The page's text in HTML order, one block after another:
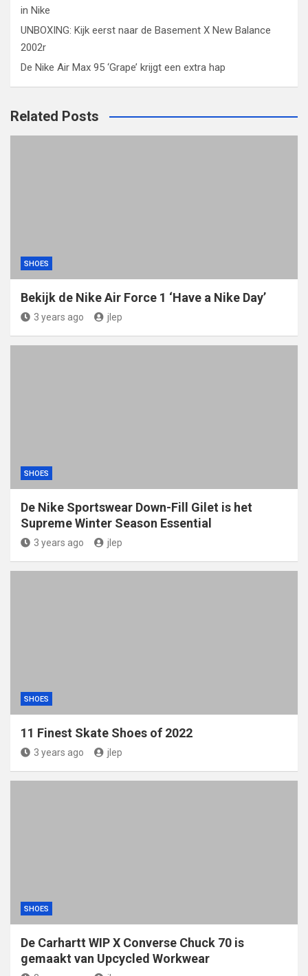
in Nike
UNBOXING: Kijk eerst naar de Basement X New Balance
2002r
De Nike Air Max 95 ‘Grape’ krijgt een extra hap
Related Posts
SHOES
Bekijk de Nike Air Force 1 ‘Have a Nike Day’
3 years ago jlep
SHOES
De Nike Sportswear Down-Fill Gilet is het
Supreme Winter Season Essential
3 years ago jlep
SHOES
11 Finest Skate Shoes of 2022
3 years ago jlep
SHOES
De Carhartt WIP X Converse Chuck 70 is
gemaakt van Upcycled Workwear